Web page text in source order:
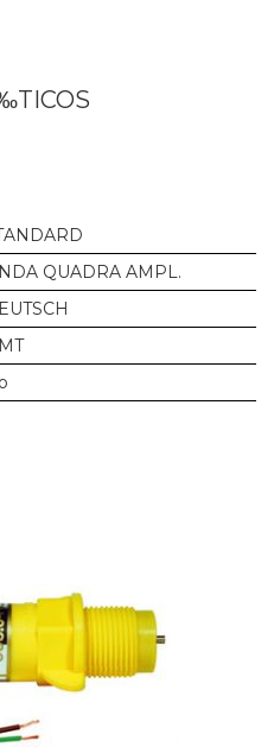
QUADRA AMPL.